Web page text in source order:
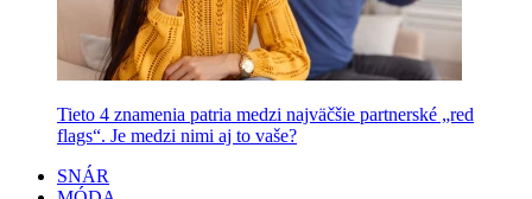
Tieto 4 znamenia patria medzi najväčšie partnerské „red
flags“. Je medzi nimi aj to vaše?
SNÁR